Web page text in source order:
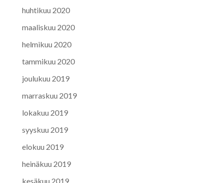
huhtikuu 2020
maaliskuu 2020
helmikuu 2020
tammikuu 2020
joulukuu 2019
marraskuu 2019
lokakuu 2019
syyskuu 2019
elokuu 2019
heinäkuu 2019
kesäkuu 2019